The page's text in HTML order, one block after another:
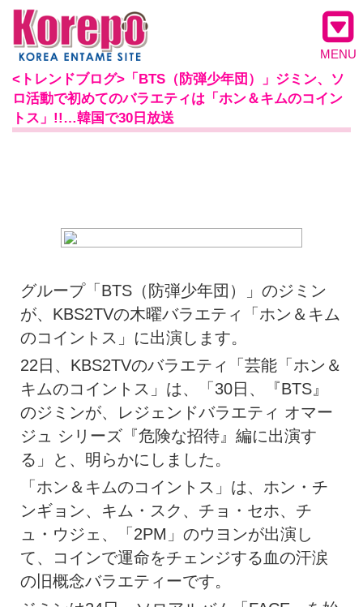
MENU
<トレンドブログ>「BTS（防弾少年団）」ジミン、ソ
ロ活動で初めてのバラエティは「ホン＆キムのコイン
トス」!!…韓国で30日放送
グループ「BTS（防弾少年団）」のジミン
が、KBS2TVの木曜バラエティ「ホン＆キム
のコイントス」に出演します。
22日、KBS2TVのバラエティ「芸能「ホン＆
キムのコイントス」は、「30日、『BTS』
のジミンが、レジェンドバラエティ オマー
ジュ シリーズ『危険な招待』編に出演す
る」と、明らかにしました。
「ホン＆キムのコイントス」は、ホン・チ
ンギョン、キム・スク、チョ・セホ、チ
ュ・ウジェ、「2PM」のウヨンが出演し
て、コインで運命をチェンジする血の汗涙
の旧概念バラエティーです。